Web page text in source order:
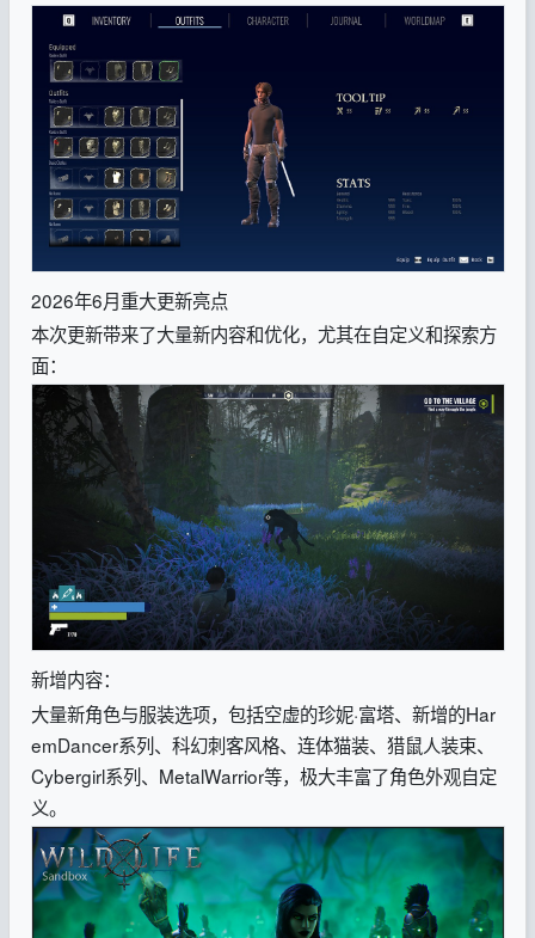
2026年6月重大更新亮点
本次更新带来了大量新内容和优化，尤其在自定义和探索方
面：
新增内容：
大量新角色与服装选项，包括空虚的珍妮·富塔、新增的Har
emDancer系列、科幻刺客风格、连体猫装、猎鼠人装束、
Cybergirl系列、MetalWarrior等，极大丰富了角色外观自定
义。